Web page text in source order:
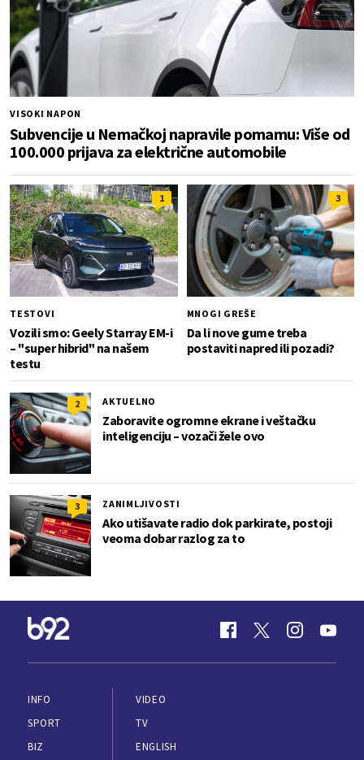
VISOKI NAPON
Subvencije u Nemačkoj napravile pomamu: Više od
100.000 prijava za električne automobile
1
TESTOVI
Vozili smo: Geely Starray EM-i
– "super hibrid" na našem
testu
3
MNOGI GREŠE
Da li nove gume treba
postaviti napred ili pozadi?
2 AKTUELNO
Zaboravite ogromne ekrane i veštačku
inteligenciju – vozači žele ovo
3 ZANIMLJIVOSTI
Ako utišavate radio dok parkirate, postoji
veoma dobar razlog za to
INFO
SPORT
BIZ
VIDEO
TV
ENGLISH